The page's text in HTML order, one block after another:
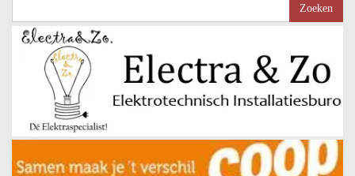
naar: